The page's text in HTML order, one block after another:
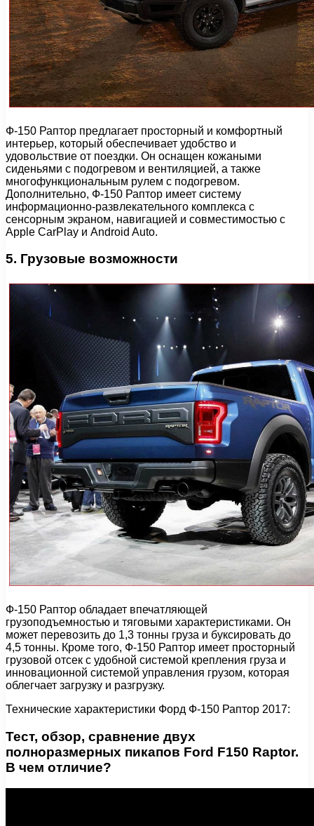
Ф-150 Раптор предлагает просторный и комфортный
интерьер, который обеспечивает удобство и
удовольствие от поездки. Он оснащен кожаными
сиденьями с подогревом и вентиляцией, а также
многофункциональным рулем с подогревом.
Дополнительно, Ф-150 Раптор имеет систему
информационно-развлекательного комплекса с
сенсорным экраном, навигацией и совместимостью с
Apple CarPlay и Android Auto.
5. Грузовые возможности
Ф-150 Раптор обладает впечатляющей
грузоподъемностью и тяговыми характеристиками. Он
может перевозить до 1,3 тонны груза и буксировать до
4,5 тонны. Кроме того, Ф-150 Раптор имеет просторный
грузовой отсек с удобной системой крепления груза и
инновационной системой управления грузом, которая
облегчает загрузку и разгрузку.
Технические характеристики Форд Ф-150 Раптор 2017:
Тест, обзор, сравнение двух
полноразмерных пикапов Ford F150 Raptor.
В чем отличие?